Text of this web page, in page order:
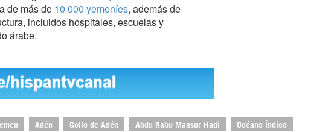
de más de 10 000 yemeníes, además de
incluidos hospitales, escuelas y
árabe.
Adén Golfo de Adén Abdu Rabu Mansur Hadi Océano Índico